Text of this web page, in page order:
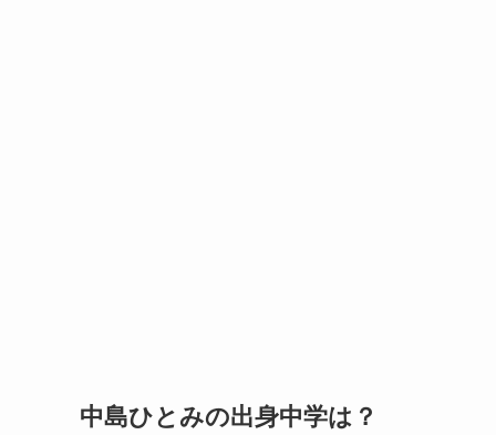
中島ひとみの出身中学は？